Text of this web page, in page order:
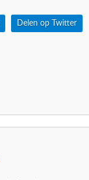
Delen op Twitter